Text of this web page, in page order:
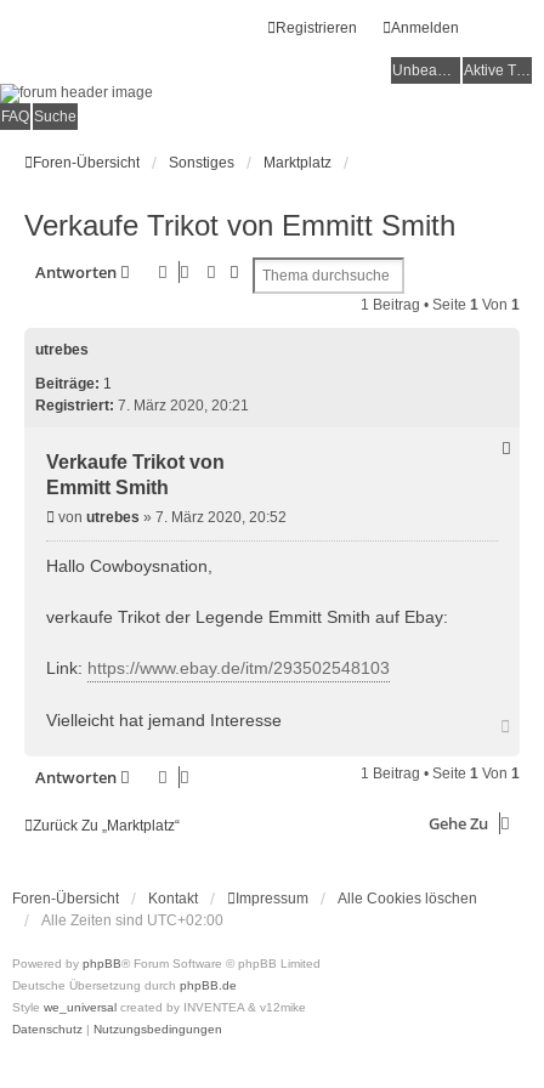
Anmelden
Registrieren
Unbeantwortete Themen Aktive Themen
FAQ Suche
Foren-Übersicht Sonstiges Marktplatz
Verkaufe Trikot von Emmitt Smith
Antworten SucheErweiterte Suche
1 Beitrag • Seite 1 Von 1
utrebes
Beiträge: 1
Registriert: 7. März 2020, 20:21
Verkaufe Trikot von
Emmitt Smith
B
e
i
a
von utrebes » 7. März 2020, 20:52
Hallo Cowboysnation,
verkaufe Trikot der Legende Emmitt Smith auf Ebay:
Link: https://www.ebay.de/itm/293502548103
Vielleicht hat jemand Interesse
h
Antworten 1 Beitrag • Seite 1 Von 1
Zurück Zu „Marktplatz“ Gehe Zu
Foren-Übersicht Kontakt Impressum
Alle Cookies löschen
Alle Zeiten sind UTC+02:00
Powered by phpBB® Forum Software © phpBB Limited
Deutsche Übersetzung durch phpBB.de
Style we_universal created by INVENTEA & v12mike
Datenschutz | Nutzungsbedingungen